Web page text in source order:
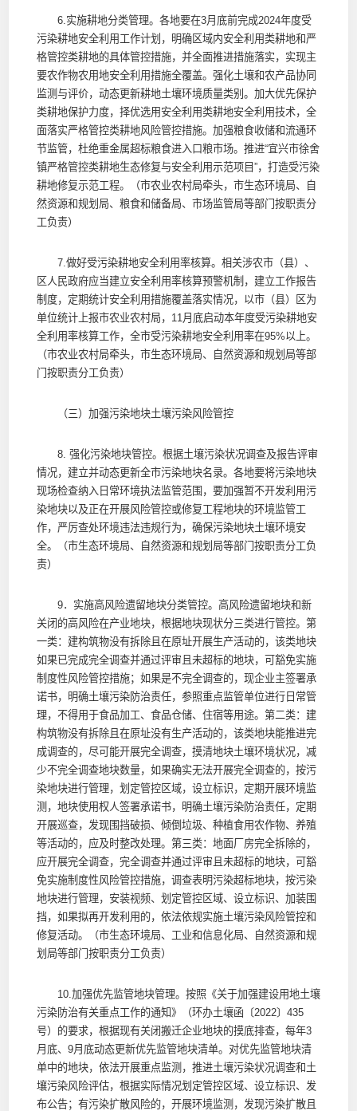
6.实施耕地分类管理。各地要在3月底前完成2024年度受
污染耕地安全利用工作计划，明确区域内安全利用类耕地和严
格管控类耕地的具体管控措施，并全面推进措施落实，实现主
要农作物农用地安全利用措施全覆盖。强化土壤和农产品协同
监测与评价，动态更新耕地土壤环境质量类别。加大优先保护
类耕地保护力度，择优选用安全利用类耕地安全利用技术，全
面落实严格管控类耕地风险管控措施。加强粮食收储和流通环
节监管，杜绝重金属超标粮食进入口粮市场。推进“宜兴市徐舍
镇严格管控类耕地生态修复与安全利用示范项目”，打造受污染
耕地修复示范工程。（市农业农村局牵头，市生态环境局、自
然资源和规划局、粮食和储备局、市场监管局等部门按职责分
工负责）
7.做好受污染耕地安全利用率核算。相关涉农市（县）、
区人民政府应当建立安全利用率核算预警机制，建立工作报告
制度，定期统计安全利用措施覆盖落实情况，以市（县）区为
单位统计上报市农业农村局，11月底启动本年度受污染耕地安
全利用率核算工作，全市受污染耕地安全利用率在95%以上。
（市农业农村局牵头，市生态环境局、自然资源和规划局等部
门按职责分工负责）
（三）加强污染地块土壤污染风险管控
8. 强化污染地块管控。根据土壤污染状况调查及报告评审
情况，建立并动态更新全市污染地块名录。各地要将污染地块
现场检查纳入日常环境执法监管范围，要加强暂不开发利用污
染地块以及正在开展风险管控或修复工程地块的环境监管工
作，严厉查处环境违法违规行为，确保污染地块土壤环境安
全。（市生态环境局、自然资源和规划局等部门按职责分工负
责）
9．实施高风险遗留地块分类管控。高风险遗留地块和新
关闭的高风险在产业地块，根据地块现状分三类进行管控。第
一类：建构筑物没有拆除且在原址开展生产活动的，该类地块
如果已完成完全调查并通过评审且未超标的地块，可豁免实施
制度性风险管控措施；如果是不完全调查的，现企业主签署承
诺书，明确土壤污染防治责任，参照重点监管单位进行日常管
理，不得用于食品加工、食品仓储、住宿等用途。第二类：建
构筑物没有拆除且在原址没有生产活动的，该类地块能推进完
成调查的，尽可能开展完全调查，摸清地块土壤环境状况，减
少不完全调查地块数量，如果确实无法开展完全调查的，按污
染地块进行管理，划定管控区域，设立标识，定期开展环境监
测，地块使用权人签署承诺书，明确土壤污染防治责任，定期
开展巡查，发现围挡破损、倾倒垃圾、种植食用农作物、养殖
等活动的，应及时整改处理。第三类：地面厂房完全拆除的，
应开展完全调查，完全调查并通过评审且未超标的地块，可豁
免实施制度性风险管控措施，调查表明污染超标地块，按污染
地块进行管理，安装视频、划定管控区域、设立标识、加装围
挡，如果拟再开发利用的，依法依规实施土壤污染风险管控和
修复活动。（市生态环境局、工业和信息化局、自然资源和规
划局等部门按职责分工负责）
10.加强优先监管地块管理。按照《关于加强建设用地土壤
污染防治有关重点工作的通知》（环办土壤函〔2022〕435
号）的要求，根据现有关闭搬迁企业地块的摸底排查，每年3
月底、9月底动态更新优先监管地块清单。对优先监管地块清
单中的地块，依法开展重点监测，推进土壤污染状况调查和土
壤污染风险评估，根据实际情况划定管控区域、设立标识、发
布公告；有污染扩散风险的，开展环境监测，发现污染扩散且